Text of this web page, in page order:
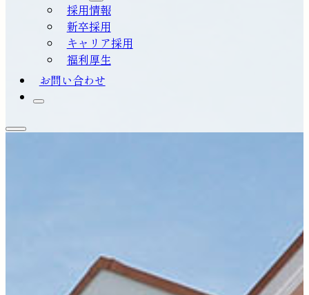
採用情報
新卒採用
キャリア採用
福利厚生
お問い合わせ